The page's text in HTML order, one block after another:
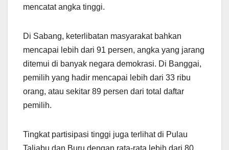
mencatat angka tinggi.
Di Sabang, keterlibatan masyarakat bahkan
mencapai lebih dari 91 persen, angka yang jarang
ditemui di banyak negara demokrasi. Di Banggai,
pemilih yang hadir mencapai lebih dari 33 ribu
orang, atau sekitar 89 persen dari total daftar
pemilih.
Tingkat partisipasi tinggi juga terlihat di Pulau